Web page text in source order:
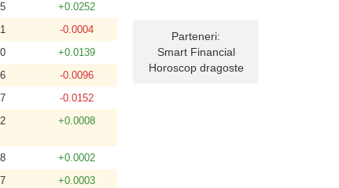
+0.0252
-0.0004
+0.0139
-0.0096
-0.0152
+0.0008
+0.0002
+0.0003
Parteneri:
Smart Financial
Horoscop dragoste